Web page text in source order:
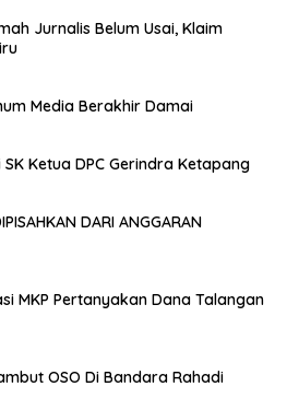
Jurnalis Belum Usai, Klaim
Media Berakhir Damai
Ketua DPC Gerindra Ketapang
DARI ANGGARAN
MKP Pertanyakan Dana Talangan
OSO Di Bandara Rahadi